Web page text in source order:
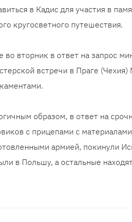
в Кадис для участия в
кругосветного путешествия.
во вторник в ответ на запрос
встречи в Праге
образом, в ответ на
с прицепами с
армией, покинули
в Польшу, а остальные